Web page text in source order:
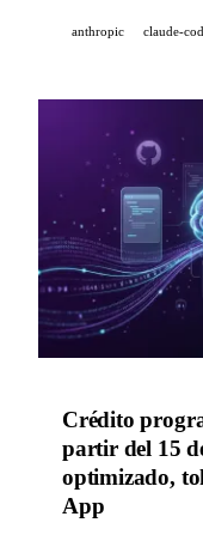
anthropic claude-
Crédito
partir del 15
optimizado,
App